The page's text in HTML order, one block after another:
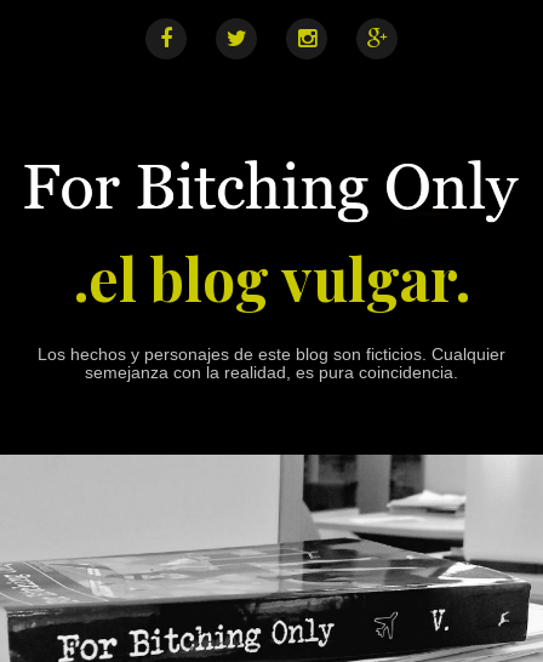
F
o
k
T I
a
m
G
.el blog vulgar.
Los hechos y personajes de este blog son ficticios. Cualquier
semejanza con la realidad, es pura coincidencia.